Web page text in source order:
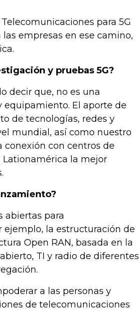
para 5G
empresas en ese camino,
y pruebas 5G?
decir que, no es una
equipamiento. El aporte de
de tecnologías, redes y
mundial, así como nuestro
con centros de
la mejor
abiertas para
ejemplo, la estructuración de
Open RAN, basada en la
TI y radio de diferentes
a las personas y
de telecomunicaciones